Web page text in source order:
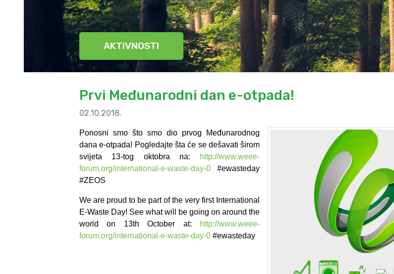
AKTIVNOSTI
Prvi Međunarodni dan e-otpada!
02.10.2018.
Ponosni smo što smo dio prvog
Međunarodnog
dana e-otpada! Pogledajte šta će se dešavati širom
svijeta 13-tog oktobra na:
http://www.weee-
forum.org/international-e-waste-day-0 #ewasteday
#ZEOS
We are proud to be part of the very firstInternational
E-Waste Day! See what will be going on around the
world on 13th October at:
http://www.weee-
forum.org/international-e-waste-day-0 #ewasteday